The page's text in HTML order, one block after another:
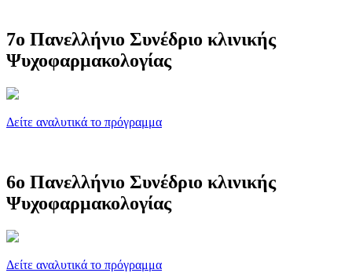
7ο Πανελλήνιο Συνέδριο κλινικής
Ψυχοφαρμακολογίας
Δείτε αναλυτικά το πρόγραμμα
6ο Πανελλήνιο Συνέδριο κλινικής
Ψυχοφαρμακολογίας
Δείτε αναλυτικά το πρόγραμμα